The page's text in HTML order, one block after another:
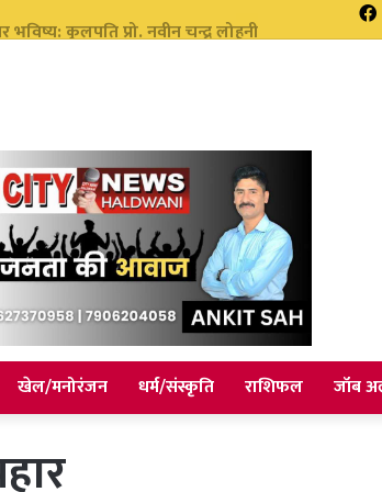
के दिए निर्देश सभी एजेंसी को किया अलर्ट
खेल/मनोरंजन धर्म/संस्कृति राशिफल जॉब